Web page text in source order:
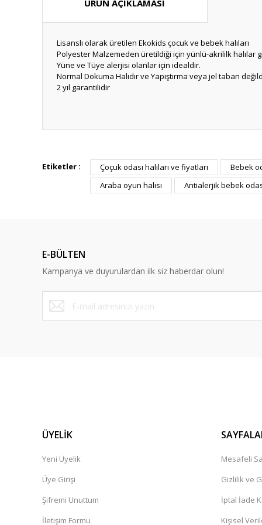
ÜRÜN AÇIKLAMASI
Lisanslı olarak üretilen Ekokids çocuk ve bebek halıları
Polyester Malzemeden üretildiği için yünlü-akrililk halılar
Yüne ve Tüye alerjisi olanlar için idealdir.
Normal Dokuma Halıdır ve Yapıştırma veya jel taban
2 yıl garantilidir
Görüş ve önerileriniz için teşekkür ederiz.
Ürün resmi kalitesiz, bozuk veya görüntülenemiyor.
Bu ürüne benzer farklı alternatifler olmalı.
Etiketler : Çoçuk odası halıları ve fiyatları Bebek
Araba oyun halısı
Antialerjik bebek
E-BÜLTEN
Kampanya ve duyurulardan ilk siz haberdar olun!
ÜYELİK
Yeni Üyelik
Üye Girişi
Şifremi Unuttum
İletişim Formu
Mesafeli
Gizlilik ve
İptal İade
Kişisel